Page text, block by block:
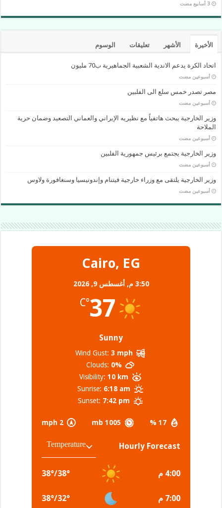
‏3 أسابيع مضت
الأخيرة الأشهر تعليقات الوسوم
اتحاد الكرة يدعم الاندية الشعبية الجماهيرية ب70 مليون
‏أسبوعين مضت
مصر تصدر خمس سلع الى الفلبين
‏أسبوعين مضت
وزير الخارجية يبحث هاتفياً مع نظيريه الإيراني والعماني التصعيد وضمان حرية
الملاحة
‏أسبوعين مضت
وزير الخارجية يجتمع برئيس جمهورية الفلبين
‏أسبوعين مضت
وزير الخارجية يلتقى مع وزراء خارجية فيتنام وإندونيسيا وسنغافورة ولاوس
‏أسبوعين مضت
Cairo, EG
3:50 م, أغسطس 9, 2026
37
°C
Sunny
17 %
1005 mb
2 mph
Wind Gust: 3 mph
Clouds: 0%
Visibility: 10 km
Sunrise: 6:18 am
Sunset: 7:42 pm
Hourly Forecast
4:00 م 38°
/
38°
7:00 م 32°
/
38°